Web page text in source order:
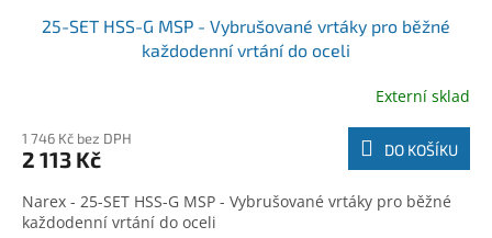
25-SET HSS-G MSP - Vybrušované vrtáky pro běžné
každodenní vrtání do oceli
Externí sklad
1 746 Kč bez DPH
2 113 Kč DO KOŠÍKU
Narex - 25-SET HSS-G MSP - Vybrušované vrtáky pro běžné
každodenní vrtání do oceli